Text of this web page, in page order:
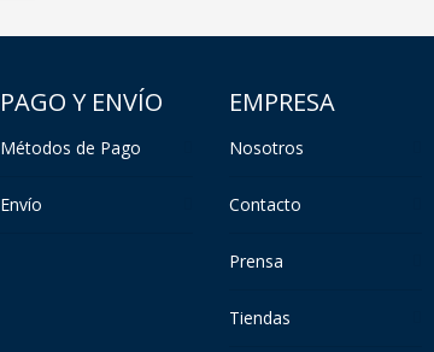
PAGO Y ENVÍO
Métodos de Pago
Envío
EMPRESA
Nosotros
Contacto
Prensa
Tiendas